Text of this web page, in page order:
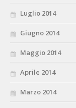
Luglio 2014
Giugno 2014
Maggio 2014
Aprile 2014
Marzo 2014